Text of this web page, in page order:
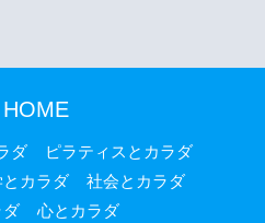
ダ
ピラティスとカラダ
とカラダ
社会とカラダ
ダ
心とカラダ